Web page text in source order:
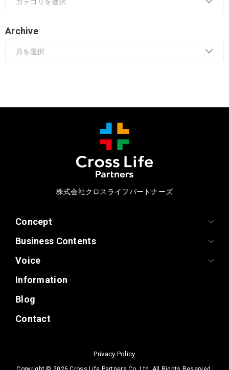
Archive
株式会社クロスライフパートナーズ
Concept
Business Contents
Voice
Information
Blog
Contact
Privacy Policy